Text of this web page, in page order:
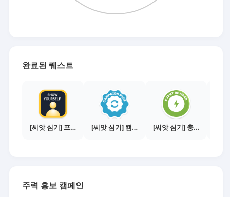
완료된 퀘스트
[씨앗 심기] 프로필 사진 등록하기 [씨앗 심기] 캠페인 전환하기 [씨앗 심기] 충전소에서 이벤트 1건 이상 참여하기
주력 홍보 캠페인